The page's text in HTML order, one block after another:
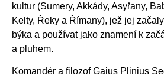
kultur (Sumery, Akkády, Asyřany,
Kelty, Řeky a Římany), jež jej
býka a používat jako znamení k
a pluhem.
Komandér a filozof Gaius Plinius